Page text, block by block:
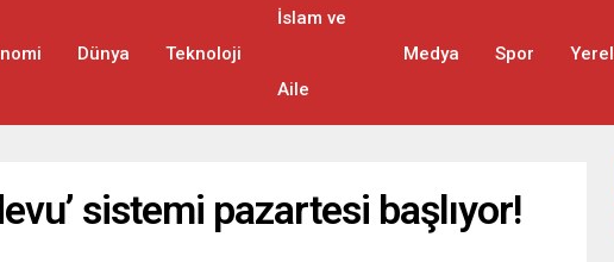
Dünya Teknoloji
İslam ve
Aile
Medya Spor Yerel
sistemi pazartesi başlıyor!